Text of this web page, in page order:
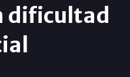
dificultad